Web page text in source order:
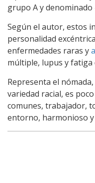
grupo A y denominado
Según el autor, estos
personalidad
enfermedades raras y
múltiple, lupus y fatiga
Representa el
variedad racial, es
comunes, trabajador,
entorno, harmonioso y